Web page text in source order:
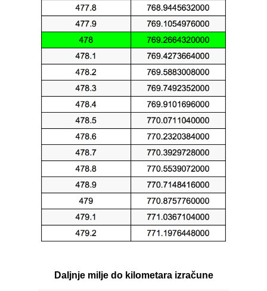
Daljnje milje do kilometara izračune